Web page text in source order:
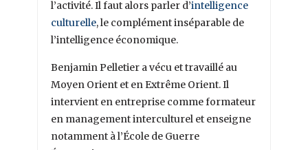
l’activité. Il faut alors parler d’intelligence
culturelle, le complément inséparable de
l’intelligence économique.
Benjamin Pelletier a vécu et travaillé au
Moyen Orient et en Extrême Orient. Il
intervient en entreprise comme formateur
en management interculturel et enseigne
notamment à l’École de Guerre